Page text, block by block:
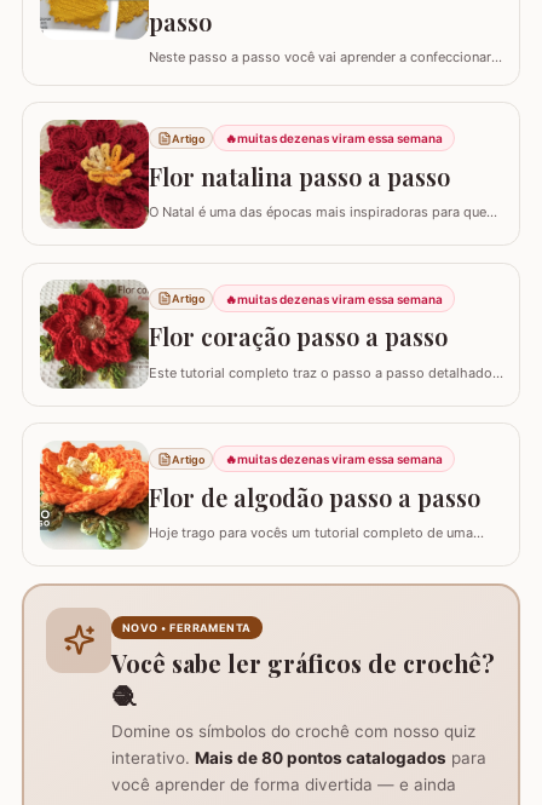
passo
Neste passo a passo você vai aprender a confeccionar
Maxcolor (400g/452 metros). Quem trabalha com este
fio com certeza sabe que a qualidade é indiscutível. É
mais durável e possui cores vibrantes deixando
agregando ainda mais valor em nossas…
Artigo 🔥muitas dezenas viram essa semana
Flor natalina passo a passo
O Natal é uma das épocas mais inspiradoras para quem
uma criação belíssima da artesã Shirley Lucimar, que
gentilmente compartilhou seu…
Artigo 🔥muitas dezenas viram essa semana
Flor coração passo a passo
Este tutorial completo traz o passo a passo detalhado
8 pétalas, garantindo um formato mais cheio e
arredondado, ideal para tapetes, mantas e…
Artigo 🔥muitas dezenas viram essa semana
Flor de algodão passo a passo
Hoje trago para vocês um tutorial completo de uma
seu trabalho manual, seja em colchas, caminhos de
mesa ou tapetes. Vamos aprender com…
NOVO • FERRAMENTA
Você sabe ler gráficos de crochê?
🧶
Domine os símbolos do crochê com nosso quiz
interativo. Mais de 80 pontos catalogados para
você aprender de forma divertida — e ainda